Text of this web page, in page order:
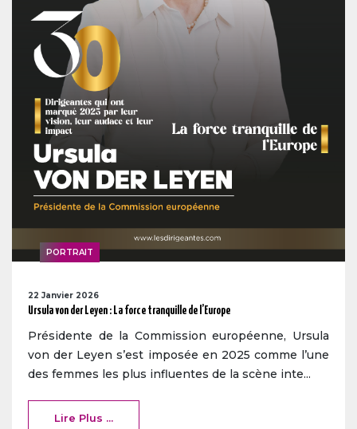
PORTRAIT
22 Janvier 2026
Ursula von der Leyen : La force tranquille de l’Europe
Présidente de la Commission européenne, Ursula
von der Leyen s’est imposée en 2025 comme l’une
des femmes les plus influentes de la scène inte...
Lire Plus ...